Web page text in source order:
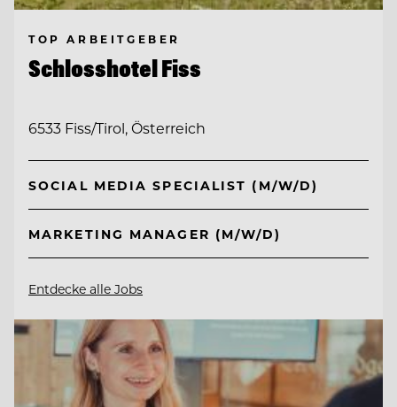
TOP ARBEITGEBER
Schlosshotel Fiss
6533 Fiss/Tirol, Österreich
SOCIAL MEDIA SPECIALIST (M/W/D)
MARKETING MANAGER (M/W/D)
Entdecke alle Jobs